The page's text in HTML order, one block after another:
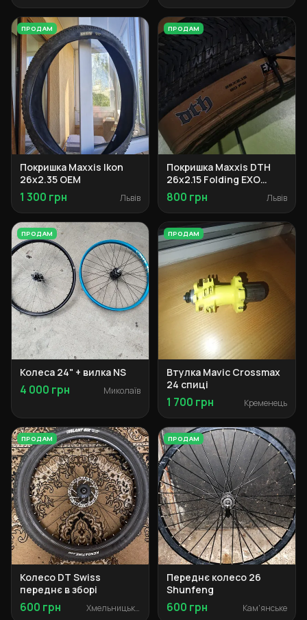
ПРОДАМ
Покришка Maxxis Ikon
26x2.35 OEM
1 300 грн Львів
ПРОДАМ
Покришка Maxxis DTH
26x2.15 Folding EXO
Tanwall
800 грн Львів
ПРОДАМ
Колеса 24" + вилка NS
4 000 грн Миколаїв
ПРОДАМ
Втулка Mavic Crossmax
24 спиці
1 700 грн Кременець
ПРОДАМ
Колесо DT Swiss
переднє в зборі
600 грн Хмельницький
ПРОДАМ
Переднє колесо 26
Shunfeng
600 грн Кам'янське